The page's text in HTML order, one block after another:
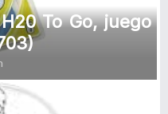
To Go, juego